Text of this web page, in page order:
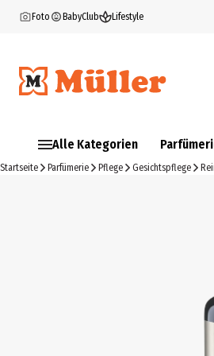
Foto BabyClub Lifestyle
Alle Kategorien
Startseite Parfümerie Pflege Gesichtspflege